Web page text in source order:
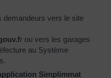
demandeurs vers le site
r ou vers les garages
au Système
Simplimmat